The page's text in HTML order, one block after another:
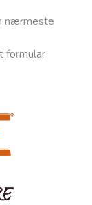
nærmeste
formular